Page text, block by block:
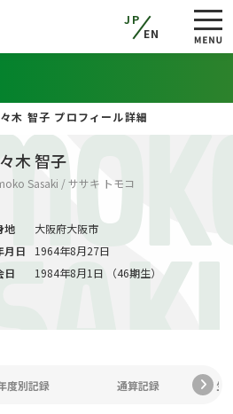
JP
EN
木 智子 プロフィール詳細
木 智子
Sasaki / ササキ トモコ
地
大阪府大阪市
月日
1964年8月27日
日
1984年8月1日 （46期生）
度別記録 通算記録 生